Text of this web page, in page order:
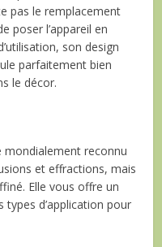
pas le remplacement
poser l’appareil en
son design
parfaitement bien
le décor.
mondialement reconnu
et effractions, mais
Elle vous offre un
d’application pour